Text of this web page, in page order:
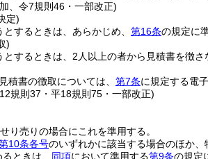
、令7規則46・一部改正)
定)
するときは、あらかじめ、 第16条の規定に
)
とするときは、2人以上の者から見積書を徴さ
積書の徴取については、 第7条に規定する電
規則37・平18規則75・一部改正)
り売りの場合にこれを準用する。
10条各号のいずれかに該当する場合のほか
ときは、 同項において準用する第9条の規定